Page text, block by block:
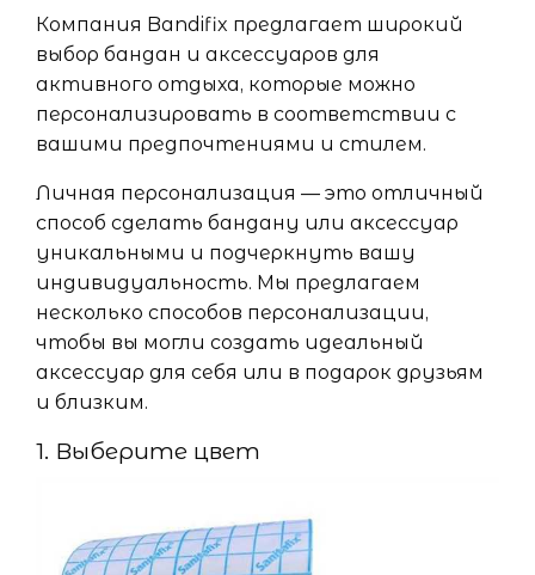
Компания Bandifix предлагает широкий
выбор бандан и аксессуаров для
активного отдыха, которые можно
персонализировать в соответствии с
вашими предпочтениями и стилем.
Личная персонализация — это отличный
способ сделать бандану или аксессуар
уникальными и подчеркнуть вашу
индивидуальность. Мы предлагаем
несколько способов персонализации,
чтобы вы могли создать идеальный
аксессуар для себя или в подарок друзьям
и близким.
1. Выберите цвет